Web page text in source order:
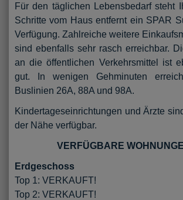
Für den täglichen Lebensbedarf steht
Schritte vom Haus entfernt ein SPAR
Verfügung. Zahlreiche weitere
sind ebenfalls sehr rasch erreichbar.
an die öffentlichen Verkehrsmittel ist
gut. In wenigen Gehminuten
Buslinien 26A, 88A und 98A.
Kindertageseinrichtungen und Ärzte
der Nähe verfügbar.
VERFÜGBARE
Erdgeschoss
Top 1: VERKAUFT!
Top 2: VERKAUFT!